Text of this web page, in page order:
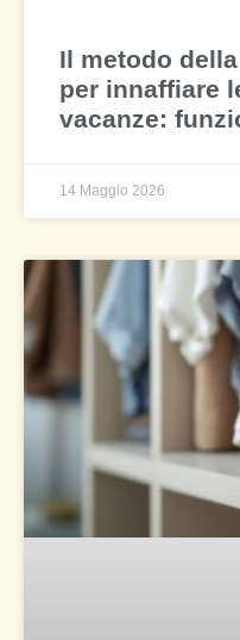
Il metodo
per innaffiare
vacanze:
14 Maggio 2026